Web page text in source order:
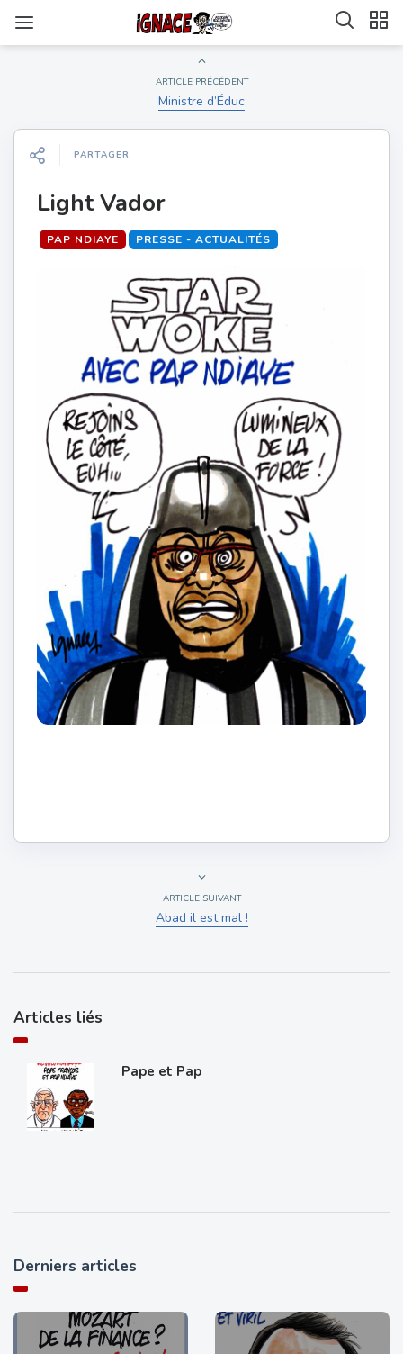
ARTICLE PRÉCÉDENT
Ministre d’Éduc
PARTAGER
Light Vador
PAP NDIAYE PRESSE - ACTUALITÉS
ARTICLE SUIVANT
Abad il est mal !
Articles liés
Pape et Pap
Derniers articles